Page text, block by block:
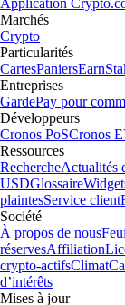
Marchés
Crypto
Particularités
CartesPaniersEarn
Entreprises
GardePay pour
Développeurs
Cronos PoSCronos
Ressources
RechercheActualités
USDGlossaire
plaintesService client
Société
À propos de nous
réservesAffiliation
crypto-actifsClimat
d’intérêts
Mises à jour